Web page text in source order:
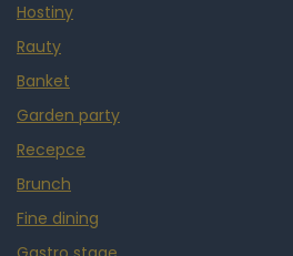
Hostiny
Rauty
Banket
Garden party
Recepce
Brunch
Fine dining